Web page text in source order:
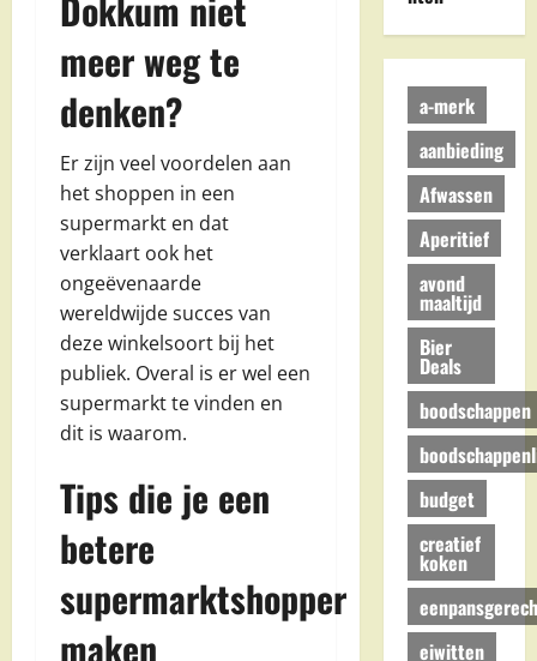
meer weg te
denken?
Er zijn veel voordelen aan
het shoppen in een
supermarkt en dat
verklaart ook het
ongeëvenaarde
wereldwijde succes van
deze winkelsoort bij het
publiek. Overal is er wel een
supermarkt te vinden en
dit is waarom.
Tips die je een
betere
supermarktshopper
maken
a-merk
aanbieding
Afwassen
Aperitief
avond
maaltijd
Bier
Deals
boodschappen
budget
creatief
koken
eiwitten